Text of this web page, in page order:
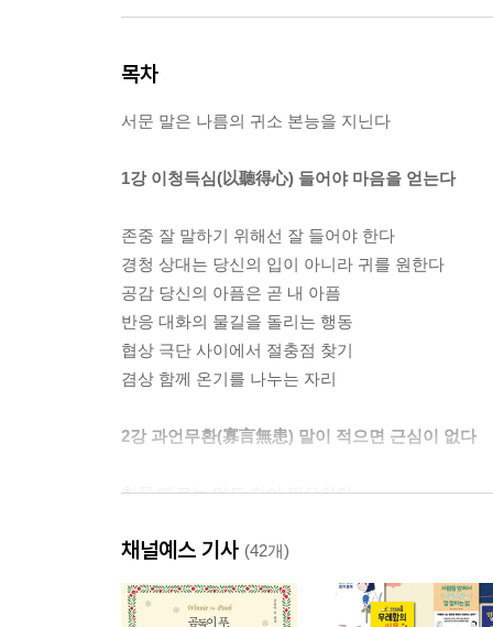
목차
서문 말은 나름의 귀소 본능을 지닌다
1강 이청득심(以聽得心) 들어야 마음을 얻는다
존중 잘 말하기 위해선 잘 들어야 한다
경청 상대는 당신의 입이 아니라 귀를 원한다
공감 당신의 아픔은 곧 내 아픔
반응 대화의 물길을 돌리는 행동
협상 극단 사이에서 절충점 찾기
겸상 함께 온기를 나누는 자리
2강 과언무환(寡言無患) 말이 적으면 근심이 없다
침묵 때로는 말도 쉼이 필요하다
긍정 말은 종종 현실과 공명한다
둔감 천천히 반응해야 속도를 따라잡는다
시선 관점의 중심을 기울이는 일
채널예스 기사 (42개)